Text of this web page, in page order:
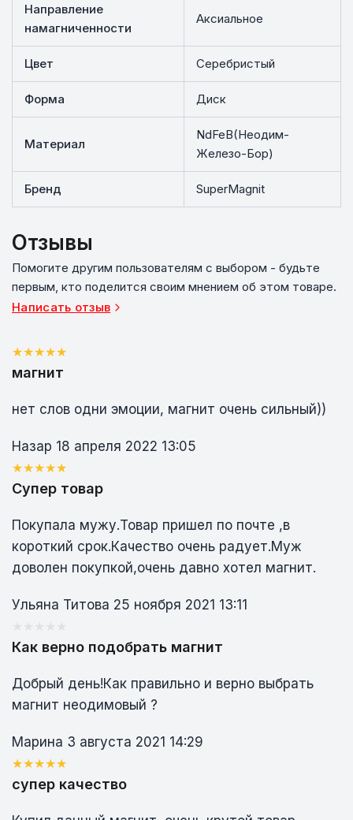
Направление
намагниченности
Аксиальное
Цвет Серебристый
Форма Диск
Материал
NdFeB(Неодим-
Железо-Бор)
Бренд SuperMagnit
Отзывы
Помогите другим пользователям с выбором - будьте
первым, кто поделится своим мнением об этом товаре.
Написать отзыв
магнит
нет слов одни эмоции, магнит очень сильный))
Назар 18 апреля 2022 13:05
Супер товар
Покупала мужу.Товар пришел по почте ,в
короткий срок.Качество очень радует.Муж
доволен покупкой,очень давно хотел магнит.
Ульяна Титова 25 ноября 2021 13:11
Как верно подобрать магнит
Добрый день!Как правильно и верно выбрать
магнит неодимовый ?
Марина 3 августа 2021 14:29
супер качество